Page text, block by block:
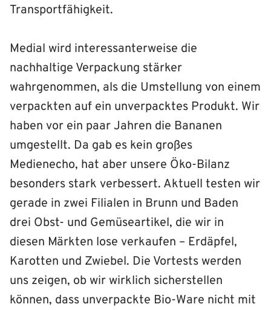
Transportfähigkeit.
Medial wird interessanterweise die
nachhaltige Verpackung stärker
wahrgenommen, als die Umstellung von einem
verpackten auf ein unverpacktes Produkt. Wir
haben vor ein paar Jahren die Bananen
umgestellt. Da gab es kein großes
Medienecho, hat aber unsere Öko-Bilanz
besonders stark verbessert. Aktuell testen wir
gerade in zwei Filialen in Brunn und Baden
drei Obst- und Gemüseartikel, die wir in
diesen Märkten lose verkaufen – Erdäpfel,
Karotten und Zwiebel. Die Vortests werden
uns zeigen, ob wir wirklich sicherstellen
können, dass unverpackte Bio-Ware nicht mit